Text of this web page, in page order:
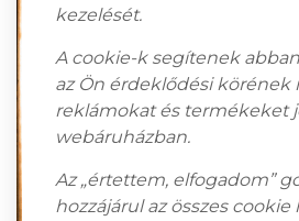
kezelését.
A cookie-k segítenek
az Ön érdeklődési körének
reklámokat és termékeket
webáruházban.
Az „értettem, elfogadom”
hozzájárul az összes cookie